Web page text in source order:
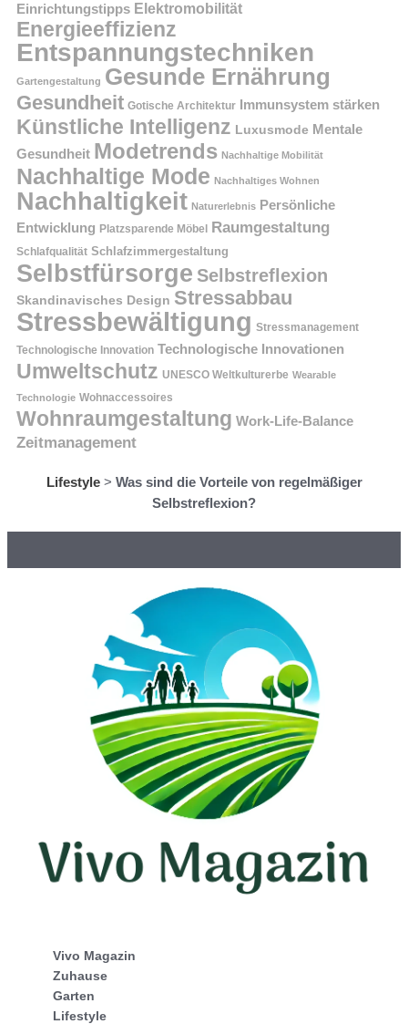
Einrichtungstipps Elektromobilität
Energieeffizienz
Entspannungstechniken
Gartengestaltung Gesunde Ernährung
Gesundheit Gotische Architektur Immunsystem stärken
Künstliche Intelligenz Luxusmode Mentale
Gesundheit Modetrends Nachhaltige Mobilität
Nachhaltige Mode Nachhaltiges Wohnen
Nachhaltigkeit Naturerlebnis Persönliche
Entwicklung Platzsparende Möbel Raumgestaltung
Schlafqualität Schlafzimmergestaltung
Selbstfürsorge Selbstreflexion
Skandinavisches Design Stressabbau
Stressbewältigung Stressmanagement
Technologische Innovation Technologische Innovationen
Umweltschutz UNESCO Weltkulturerbe Wearable
Technologie Wohnaccessoires
Wohnraumgestaltung Work-Life-Balance
Zeitmanagement
Lifestyle> Was sind die Vorteile von regelmäßiger
Selbstreflexion?
Vivo Magazin
Zuhause
Garten
Lifestyle